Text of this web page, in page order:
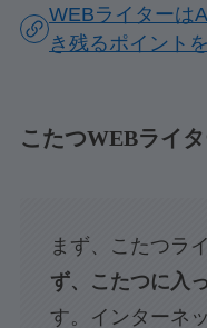
WEBライターは
き残るポイント
こたつWEBライ
まず、こたつラ
ず、こたつに入
す。インターネ